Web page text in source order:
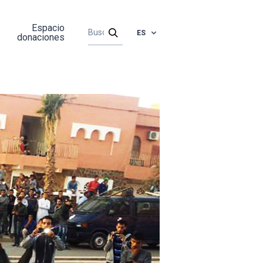
Espacio
donaciones
ES